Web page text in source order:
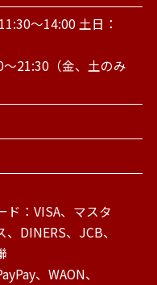
～14:00 土日：
21:30（金、土のみ
ド：VISA、マスタ
DINERS、JCB、
、WAON、